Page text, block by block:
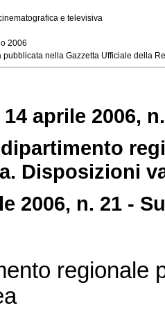
e televisiva
2006
nella Gazzetta Ufficiale della
aprile 2006,
Disposizioni
2006, n. 21 -
regionale